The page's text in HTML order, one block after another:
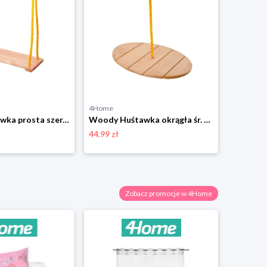
Woody Huśtawka prosta szer. 39,5 cm, do 30 kg
4Home
Woody Huśtawka okrągła śr. 34 cm, do 30 kg
44.99 zł
Zobacz promocje w 4Home